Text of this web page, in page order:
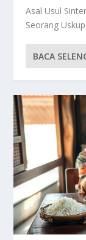
Asal Usul
Seorang
BACA